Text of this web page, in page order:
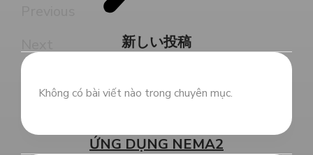
新しい投稿
Không có bài viết nào trong chuyên mục.
ỨNG DỤNG NEMA2